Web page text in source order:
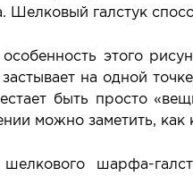
Шелковый галстук
этого
на одной
быть просто
можно заметить,
шелкового шарфа-